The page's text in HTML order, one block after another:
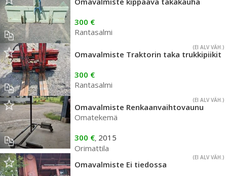
300 €
Rantasalmi
(EI ALV VÄH.)
Omavalmiste Traktorin taka trukkipiikit
300 €
Rantasalmi
(EI ALV VÄH.)
Omavalmiste Renkaanvaihtovaunu
Omatekemä
300 €, 2015
Orimattila
(EI ALV VÄH.)
Omavalmiste Ei tiedossa